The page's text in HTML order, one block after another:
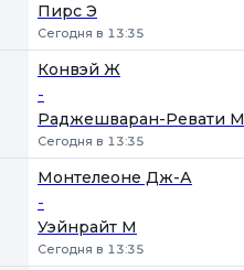
Пирс Э
Сегодня в 13:35
Конвэй Ж
-
Раджешваран-Ревати М
Сегодня в 13:35
Монтелеоне Дж-А
-
Уэйнрайт М
Сегодня в 13:35